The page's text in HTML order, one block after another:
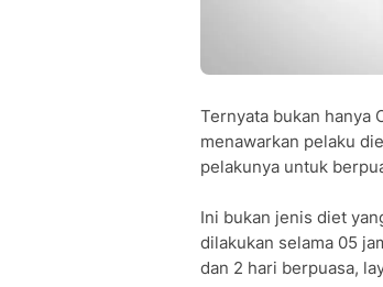
Ternyata bukan hanya
menawarkan pelaku
pelakunya untuk
Ini bukan jenis diet
dilakukan selama 05
dan 2 hari berpuasa,